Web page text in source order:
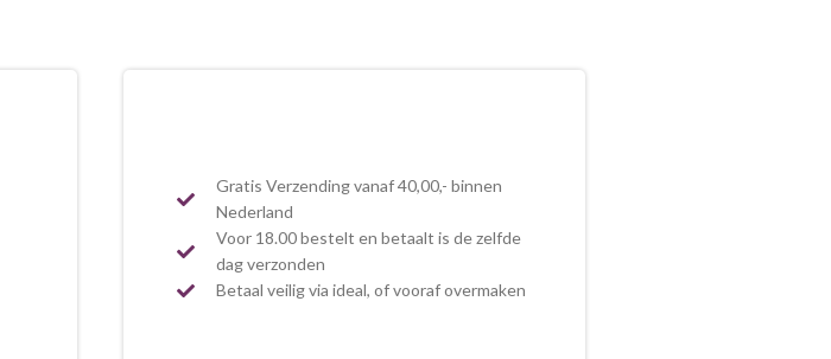
Gratis Verzending vanaf 40,00,- binnen
Nederland
Voor 18.00 bestelt en betaalt is de zelfde
dag verzonden
Betaal veilig via ideal, of vooraf overmaken